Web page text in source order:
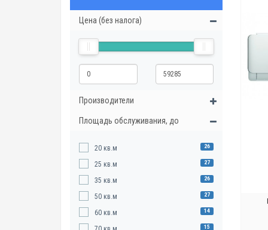
Цена (без налога)
Производители
Площадь обслуживания, до
20 кв.м 26
25 кв.м 27
35 кв.м 26
50 кв.м 27
60 кв.м 14
15